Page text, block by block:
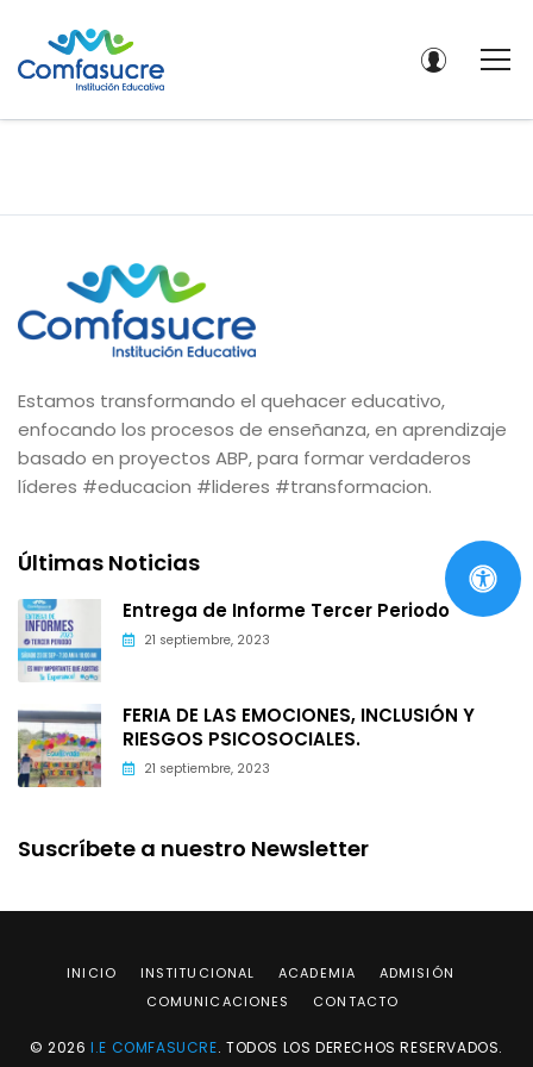
Estamos transformando el quehacer educativo,
enfocando los procesos de enseñanza, en aprendizaje
basado en proyectos ABP, para formar verdaderos
líderes #educacion #lideres #transformacion.
Últimas Noticias
Entrega de Informe Tercer Periodo
21 septiembre, 2023
FERIA DE LAS EMOCIONES, INCLUSIÓN Y
RIESGOS PSICOSOCIALES.
21 septiembre, 2023
Suscríbete a nuestro Newsletter
INICIO INSTITUCIONAL ACADEMIA
ADMISIÓN
COMUNICACIONES
CONTACTO
© 2026I.E COMFASUCRE. TODOS LOS DERECHOS RESERVADOS.